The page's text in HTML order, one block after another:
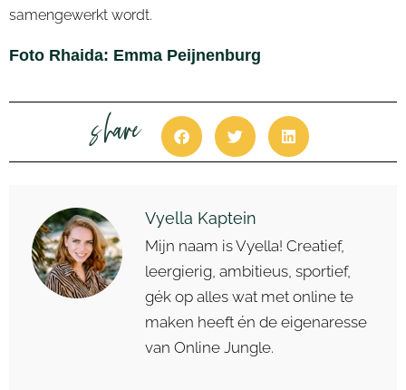
samengewerkt wordt.
Foto Rhaida: Emma Peijnenburg
share
Vyella Kaptein
Mijn naam is Vyella! Creatief,
leergierig, ambitieus, sportief,
gék op alles wat met online te
maken heeft én de eigenaresse
van Online Jungle.